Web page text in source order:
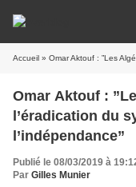
Accueil » Omar Aktouf : ”Les
Omar Aktouf :
l’éradication du
l’indépendance”
Publié le 08/03/2019 à
Par Gilles Munier